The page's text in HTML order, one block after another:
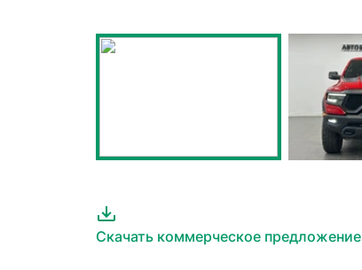
Скачать коммерческое предложение